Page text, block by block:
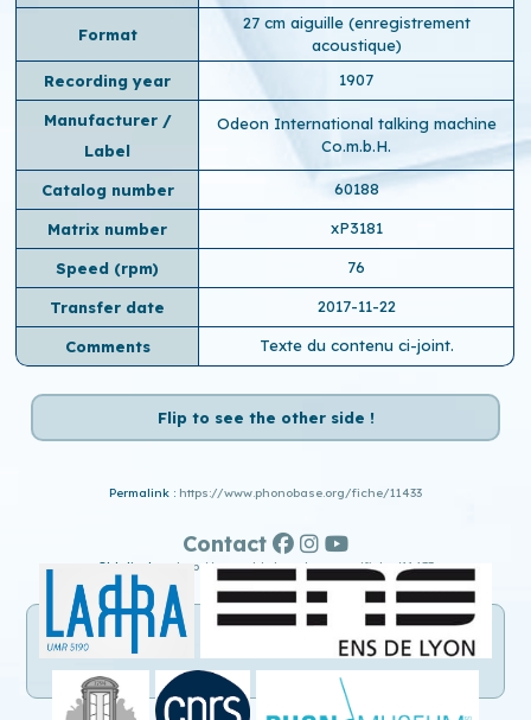
Format
27 cm aiguille (enregistrement
acoustique)
Recording year
1907
Manufacturer /
Label
Odeon International talking machine
Co.m.b.H.
Catalog number 60188
Matrix number xP3181
Speed ​​(rpm) 76
Transfer date 2017-11-22
Comments Texte du contenu ci-joint.
Flip to see the other side !
Permalink : https://www.phonobase.org/fiche/11433
Old display : http://www.old.phonobase.org/fiche/11433
Contact